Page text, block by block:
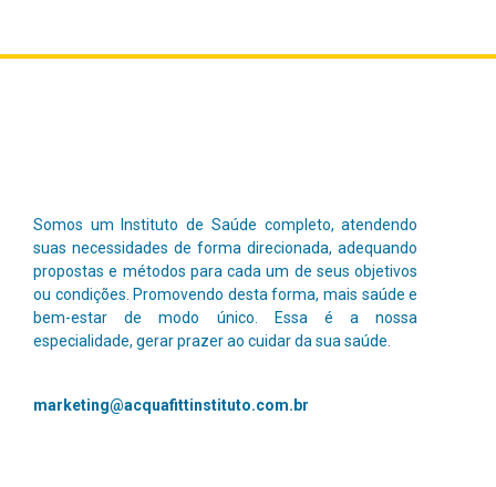
Somos um Instituto de Saúde completo, atendendo
suas necessidades de forma direcionada, adequando
propostas e métodos para cada um de seus objetivos
ou condições. Promovendo desta forma, mais saúde e
bem-estar de modo único.
Essa é a nossa
especialidade, gerar prazer ao cuidar da sua saúde.
marketing@acquafittinstituto.com.br